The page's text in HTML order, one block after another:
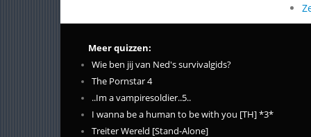
Meer quizzen:
Wie ben jij van Ned's survivalgids?
The Pornstar 4
..Im a vampiresoldier..5..
I wanna be a human to be with you [TH] *3*
Treiter Wereld [Stand-Alone]